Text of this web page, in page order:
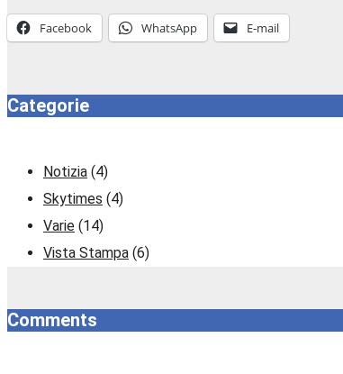
Facebook WhatsApp E-mail
Categorie
Notizia (4)
Skytimes (4)
Varie (14)
Vista Stampa (6)
Comments